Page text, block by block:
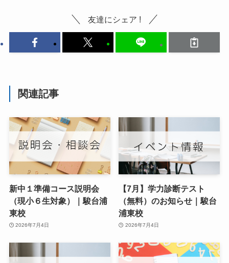
友達にシェア !
関連記事
新中１準備コース説明会
（現小６生対象）｜駿台浦
東校
2026年7月4日
【7月】学力診断テスト
（無料）のお知らせ｜駿台
浦東校
2026年7月4日